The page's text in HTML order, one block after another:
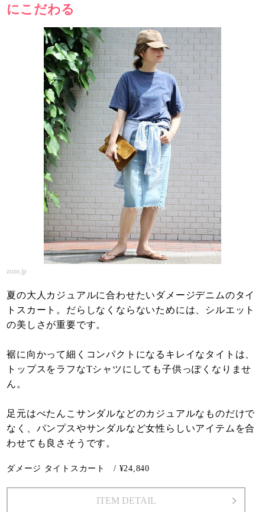
にこだわる
zozo.jp
夏の大人カジュアルに合わせたいダメージデニムのタイ
トスカート。だらしなくならないためには、シルエット
の美しさが重要です。
裾に向かって細くコンパクトになるキレイなタイトは、
トップスをラフなTシャツにしても子供っぽくなりませ
ん。
足元はぺたんこサンダルなどのカジュアルなものだけで
なく、パンプスやサンダルなど女性らしいアイテムを合
わせても良さそうです。
ダメージ タイトスカート / ¥24,840
ITEM DETAIL